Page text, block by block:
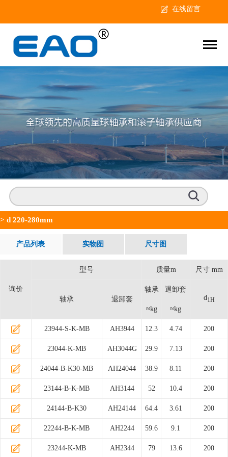
在线留言
> d 220-280mm
产品列表 实物图 尺寸图
询价
型号 质量m 尺寸 mm
轴承 退卸套
轴承
≈kg
退卸套
≈kg
d1H
23944-S-K-MB AH3944 12.3 4.74 200
23044-K-MB AH3044G 29.9 7.13 200
24044-B-K30-MB AH24044 38.9 8.11 200
23144-B-K-MB AH3144 52 10.4 200
24144-B-K30 AH24144 64.4 3.61 200
22244-B-K-MB AH2244 59.6 9.1 200
23244-K-MB AH2344 79 13.6 200